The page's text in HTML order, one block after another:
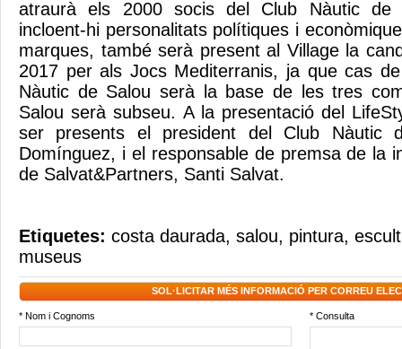
atraurà els 2000 socis del Club Nàutic de
incloent-hi personalitats polítiques i
marques, també serà present al Village la
2017 per als Jocs Mediterranis, ja que cas
Nàutic de Salou serà la base de les tres
Salou serà subseu. A la presentació del
ser presents el president del Club Nàutic
Domínguez, i el responsable de premsa de la
de Salvat&Partners, Santi Salvat.
Etiquetes: costa daurada, salou, pintura,
museus
SOL·LICITAR MÉS INFORMACIÓ PER CORREU
* Nom i Cognoms * Consulta